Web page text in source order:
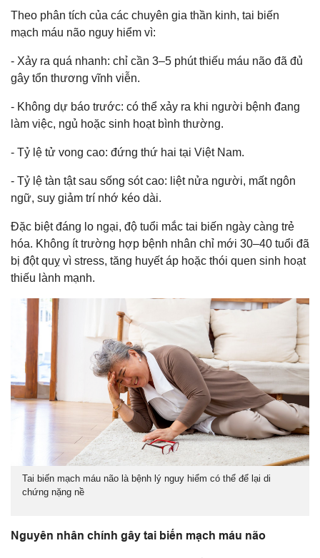
Theo phân tích của các chuyên gia thần kinh, tai biến
mạch máu não nguy hiểm vì:
- Xảy ra quá nhanh: chỉ cần 3–5 phút thiếu máu não đã đủ
gây tổn thương vĩnh viễn.
- Không dự báo trước: có thể xảy ra khi người bệnh đang
làm việc, ngủ hoặc sinh hoạt bình thường.
- Tỷ lệ tử vong cao: đứng thứ hai tại Việt Nam.
- Tỷ lệ tàn tật sau sống sót cao: liệt nửa người, mất ngôn
ngữ, suy giảm trí nhớ kéo dài.
Đặc biệt đáng lo ngại, độ tuổi mắc tai biến ngày càng trẻ
hóa. Không ít trường hợp bệnh nhân chỉ mới 30–40 tuổi đã
bị đột quỵ vì stress, tăng huyết áp hoặc thói quen sinh hoạt
thiếu lành mạnh.
Tai biến mạch máu não là bệnh lý nguy hiểm có thể để lại di
chứng nặng nề
Nguyên nhân chính gây tai biến mạch máu não